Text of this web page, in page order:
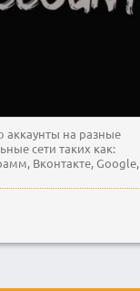
аккаунты на разные
сети таких как:
Вконтакте, Google,